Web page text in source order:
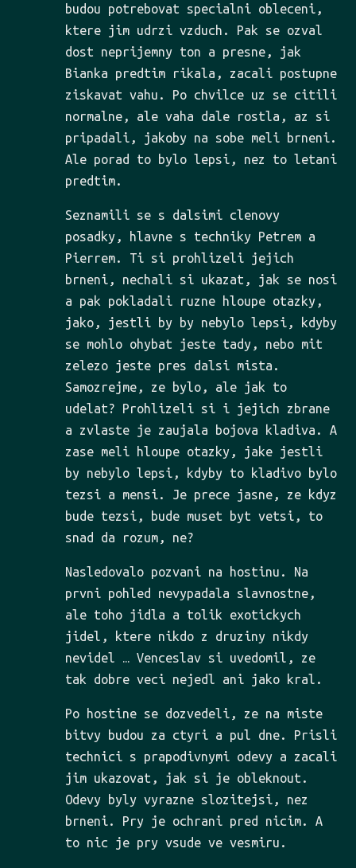
budou potrebovat specialni obleceni,
ktere jim udrzi vzduch. Pak se ozval
dost neprijemny ton a presne, jak
Bianka predtim rikala, zacali postupne
ziskavat vahu. Po chvilce uz se citili
normalne, ale vaha dale rostla, az si
pripadali, jakoby na sobe meli brneni.
Ale porad to bylo lepsi, nez to letani
predtim.
Seznamili se s dalsimi clenovy
posadky, hlavne s techniky Petrem a
Pierrem. Ti si prohlizeli jejich
brneni, nechali si ukazat, jak se nosi
a pak pokladali ruzne hloupe otazky,
jako, jestli by by nebylo lepsi, kdyby
se mohlo ohybat jeste tady, nebo mit
zelezo jeste pres dalsi mista.
Samozrejme, ze bylo, ale jak to
udelat? Prohlizeli si i jejich zbrane
a zvlaste je zaujala bojova kladiva. A
zase meli hloupe otazky, jake jestli
by nebylo lepsi, kdyby to kladivo bylo
tezsi a mensi. Je prece jasne, ze kdyz
bude tezsi, bude muset byt vetsi, to
snad da rozum, ne?
Nasledovalo pozvani na hostinu. Na
prvni pohled nevypadala slavnostne,
ale toho jidla a tolik exotickych
jidel, ktere nikdo z druziny nikdy
nevidel … Venceslav si uvedomil, ze
tak dobre veci nejedl ani jako kral.
Po hostine se dozvedeli, ze na miste
bitvy budou za ctyri a pul dne. Prisli
technici s prapodivnymi odevy a zacali
jim ukazovat, jak si je obleknout.
Odevy byly vyrazne slozitejsi, nez
brneni. Pry je ochrani pred nicim. A
to nic je pry vsude ve vesmiru.